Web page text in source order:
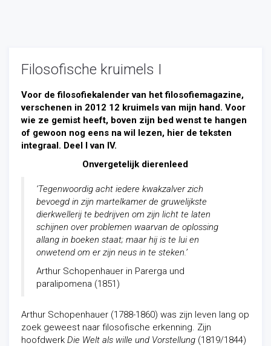
Filosofische kruimels I
Voor de filosofiekalender van het filosofiemagazine,
verschenen in 2012 12 kruimels van mijn hand. Voor
wie ze gemist heeft, boven zijn bed wenst te hangen
of gewoon nog eens na wil lezen, hier de teksten
integraal. Deel I van IV.
Onvergetelijk dierenleed
‘Tegenwoordig acht iedere kwakzalver zich
bevoegd in zijn martelkamer de gruwelijkste
dierkwellerij te bedrijven om zijn licht te laten
schijnen over problemen waarvan de oplossing
allang in boeken staat; maar hij is te lui en
onwetend om er zijn neus in te steken.’
Arthur Schopenhauer in Parerga und
paralipomena (1851)
Arthur Schopenhauer (1788-1860) was zijn leven lang op
zoek geweest naar filosofische erkenning. Zijn
hoofdwerk Die Welt als wille und Vorstellung (1819/1844)